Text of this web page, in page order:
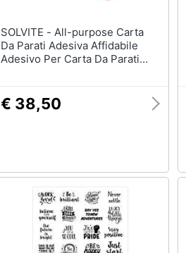
SOLVITE - All-purpose Carta
Da Parati Adesiva Affidabile
Adesivo Per Carta Da Parati
Paste Si Blocca Fino A 20
Cilindri (2 X 10 Rotoli Bustine)
€ 38,50